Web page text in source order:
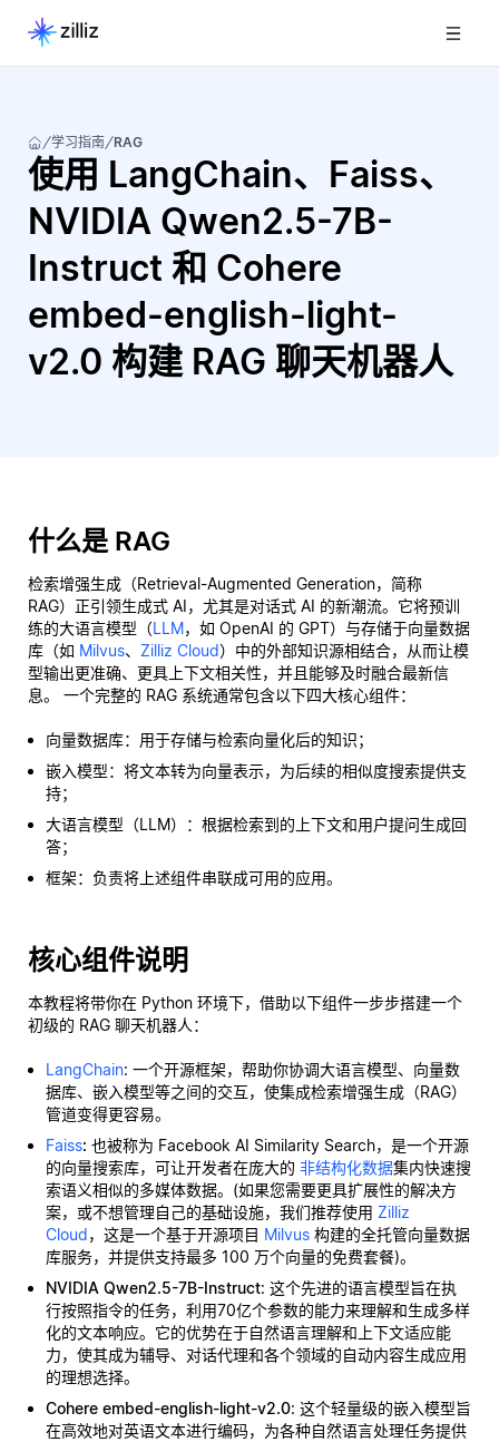
学习指南 RAG
使用 LangChain、Faiss、
NVIDIA Qwen2.5-7B-
Instruct 和 Cohere
embed-english-light-
v2.0 构建 RAG 聊天机器人
什么是 RAG
检索增强生成（Retrieval-Augmented Generation，简称
RAG）正引领生成式 AI，尤其是对话式 AI 的新潮流。它将预训
练的大语言模型（LLM，如 OpenAI 的 GPT）与存储于向量数据
库（如 Milvus、 Zilliz Cloud）中的外部知识源相结合，从而让模
型输出更准确、更具上下文相关性，并且能够及时融合最新信
息。 一个完整的 RAG 系统通常包含以下四大核心组件：
向量数据库：用于存储与检索向量化后的知识；
嵌入模型：将文本转为向量表示，为后续的相似度搜索提供支
持；
大语言模型（LLM）：根据检索到的上下文和用户提问生成回
答；
框架：负责将上述组件串联成可用的应用。
核心组件说明
本教程将带你在 Python 环境下，借助以下组件一步步搭建一个
初级的 RAG 聊天机器人：
LangChain: 一个开源框架，帮助你协调大语言模型、向量数
据库、嵌入模型等之间的交互，使集成检索增强生成（RAG）
管道变得更容易。
Faiss: 也被称为 Facebook AI Similarity Search，是一个开源
的向量搜索库，可让开发者在庞大的 非结构化数据集内快速搜
索语义相似的多媒体数据。(如果您需要更具扩展性的解决方
案，或不想管理自己的基础设施，我们推荐使用 Zilliz
Cloud，这是一个基于开源项目 Milvus 构建的全托管向量数据
库服务，并提供支持最多 100 万个向量的免费套餐)。
NVIDIA Qwen2.5-7B-Instruct: 这个先进的语言模型旨在执
行按照指令的任务，利用70亿个参数的能力来理解和生成多样
化的文本响应。它的优势在于自然语言理解和上下文适应能
力，使其成为辅导、对话代理和各个领域的自动内容生成应用
的理想选择。
Cohere embed-english-light-v2.0: 这个轻量级的嵌入模型旨
在高效地对英语文本进行编码，为各种自然语言处理任务提供